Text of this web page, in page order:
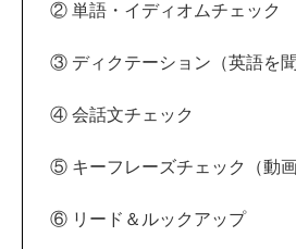
② 単語・イディオムチェック
③ ディクテーション（英語を聞
④ 会話文チェック
⑤ キーフレーズチェック（動画
⑥ リード＆ルックアップ